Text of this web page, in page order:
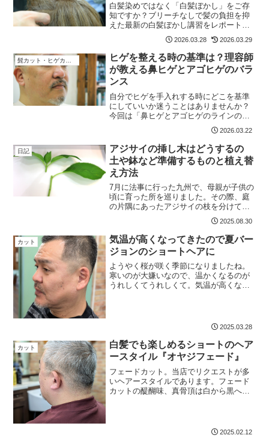
白髪染めではなく「白髪ぼかし」をご存
知ですか？ブリーチなしで髪の負担を抑
えた最新の白髪ぼかし講習をレポート。
伸びてきた時の境目が目立ちにくいメリ
ットや、実際のBefore/After写真、薬剤の
特徴を解説します。
2026.03.28 2026.03.29
ヒゲを整える時の基準は？理容師
が教える鼻ヒゲとアゴヒゲのバラ
ンス
自分でヒゲを手入れする時にどこを基準
にしていいか迷うことはありませんか？
今回は「鼻ヒゲとアゴヒゲのラインのバ
ランス」という、東大阪の理容師がヒゲ
カットする際の基準を紹介します。デザ
インを自由に楽しむヒントや、写真つき
の解説も掲載。
2026.03.22
日記
アジサイの挿し木はどうするの
土や鉢など準備するものと植え替
え方法
7月に法事に行った九州で、母親が子供の
頃に育った所を巡りました。その際、庭
の片隅にあったアジサイの枝を分けても
らったんです。もらった枝を、すぐさま
水を入れたレジ袋に入れました。この枝
を挿し木して、大阪で花を咲かせたい。
そんな気持ちで大阪まで...
2025.08.30
カット
気温が高くなってきたので夏バー
ジョンのショートヘアに
ようやく桜が咲く季節になりましたね。
寒いのが大嫌いなので、温かくなるのが
うれしくてうれしくて。気温が高くなる
2025.03.28
カット
白髪でも楽しめるショートのヘア
ースタイル『オヤジフェード』
フェードカット。当店でリクエストが多
いヘアースタイルであります。フェード
カットの醍醐味、真骨頂は白から黒への
2025.02.12